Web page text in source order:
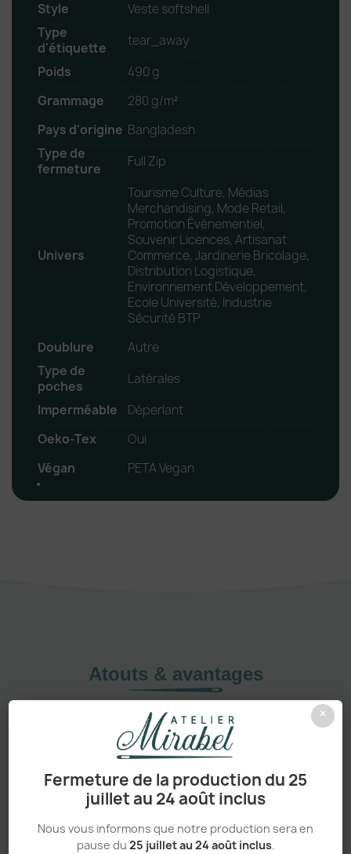
×
Fermeture de la production du 25
juillet au 24 août inclus
Nous vous informons que notre production sera en
pause du 25 juillet au 24 août inclus.
Style
Veste softshell
Type
d'étiquette
tear_away
Poids
490 g
Grammage
280 g/m²
Pays d'origine Bangladesh
Type de
fermeture
Full Zip
Univers
Tourisme Culture, Médias
Merchandising, Mode Retail,
Promotion Évènementiel,
Souvenir Licences, Artisanat
Commerce, Jardinerie Bricolage,
Distribution Logistique,
Environnement Développement,
Ecole Université, Industrie
Sécurité BTP
Doublure
Autre
Type de
poches
Latérales
Imperméable
Déperlant
Oeko-Tex
Oui
Végan
PETA Vegan
Atouts & avantages
POURQUOI
CHOISIRCE
PRODUIT ?
Pensé pour durer, facile à personnaliser et adapté à
tous les usages
pièce vraiment incontournable.